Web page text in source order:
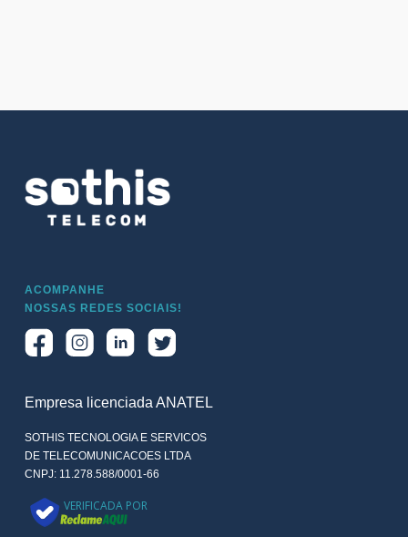
ACOMPANHE
NOSSAS REDES SOCIAIS!
Empresa licenciada ANATEL
SOTHIS TECNOLOGIA E SERVICOS
DE TELECOMUNICACOES LTDA
CNPJ: 11.278.588/0001-66
VERIFICADA POR